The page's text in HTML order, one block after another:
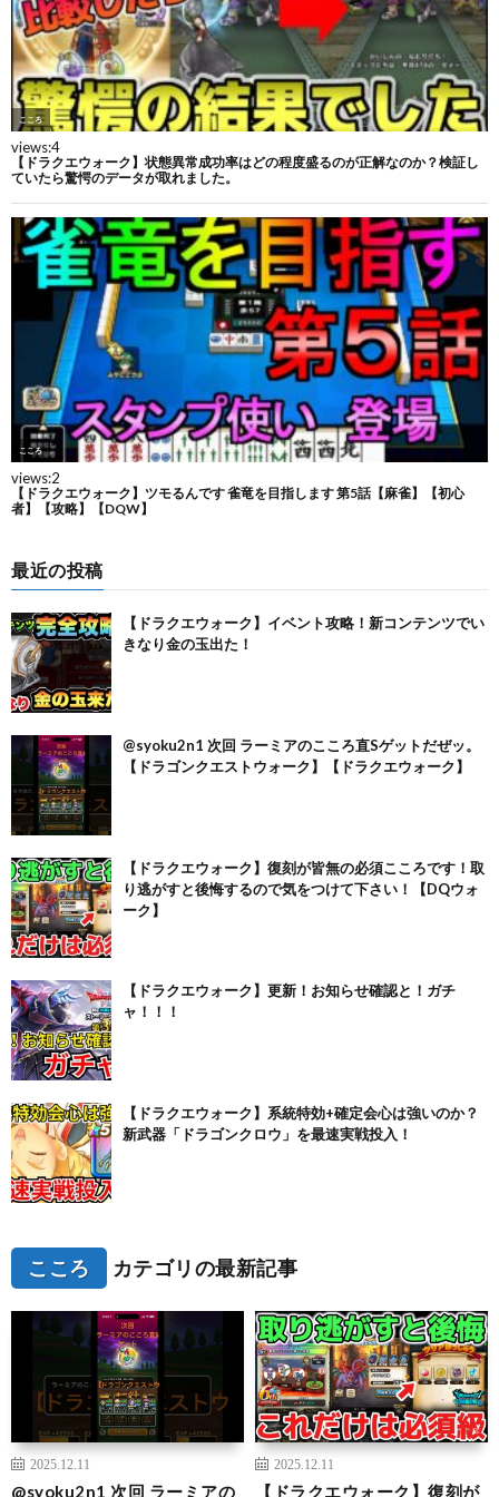
最近の投稿
【ドラクエウォーク】イベント攻略！新コンテンツでい
きなり金の玉出た！
@syoku2n1 次回 ラーミアのこころ直Sゲットだぜッ。
【ドラゴンクエストウォーク】【ドラクエウォーク】
【ドラクエウォーク】復刻が皆無の必須こころです！取
り逃がすと後悔するので気をつけて下さい！【DQウォ
ーク】
【ドラクエウォーク】更新！お知らせ確認と！ガチ
ャ！！！
【ドラクエウォーク】系統特効+確定会心は強いのか？
新武器「ドラゴンクロウ」を最速実戦投入！
こころ カテゴリの最新記事
2025.12.11
@syoku2n1 次回 ラーミアの
2025.12.11
【ドラクエウォーク】復刻が